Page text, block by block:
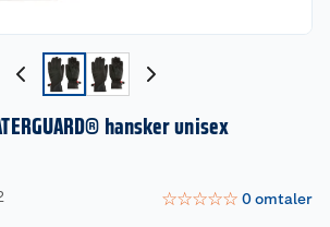
hansker unisex
☆☆☆☆☆ 0omtaler